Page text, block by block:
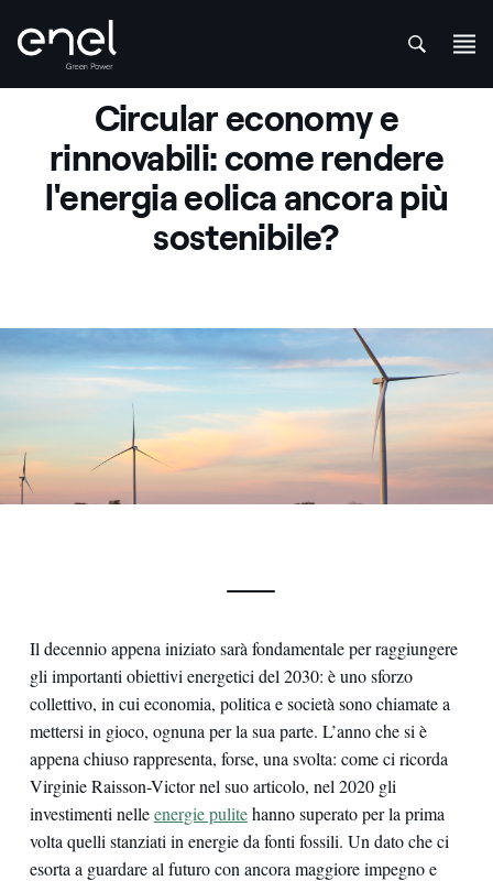
Circular economy e
rinnovabili: come rendere
l'energia eolica ancora più
sostenibile?
Il decennio appena iniziato sarà fondamentale per raggiungere
gli importanti obiettivi energetici del 2030: è uno sforzo
collettivo, in cui economia, politica e società sono chiamate a
mettersi in gioco, ognuna per la sua parte. L’anno che si è
appena chiuso rappresenta, forse, una svolta: come ci ricorda
Virginie Raisson-Victor nel suo articolo, nel 2020 gli
investimenti nelleenergie pulitehanno superato per la prima
volta quelli stanziati in energie da fonti fossili. Un dato che ci
esorta a guardare al futuro con ancora maggiore impegno e